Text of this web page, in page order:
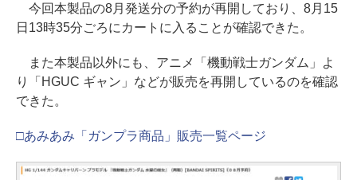
今回本製品の8月発送分の予約が再開しており、8月15
日13時35分ごろにカートに入ることが確認できた。
また本製品以外にも、アニメ「機動戦士ガンダム」よ
り「HGUC ギャン」などが販売を再開しているのを確認
できた。
□あみあみ「ガンプラ商品」販売一覧ページ